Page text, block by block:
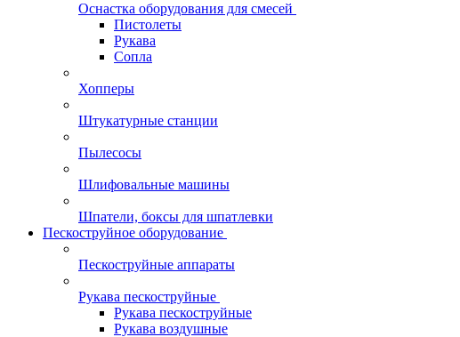
Оснастка оборудования для смесей
Пистолеты
Рукава
Сопла
Хопперы
Штукатурные станции
Пылесосы
Шлифовальные машины
Шпатели, боксы для шпатлевки
Пескоструйное оборудование
Пескоструйные аппараты
Рукава пескоструйные
Рукава пескоструйные
Рукава воздушные